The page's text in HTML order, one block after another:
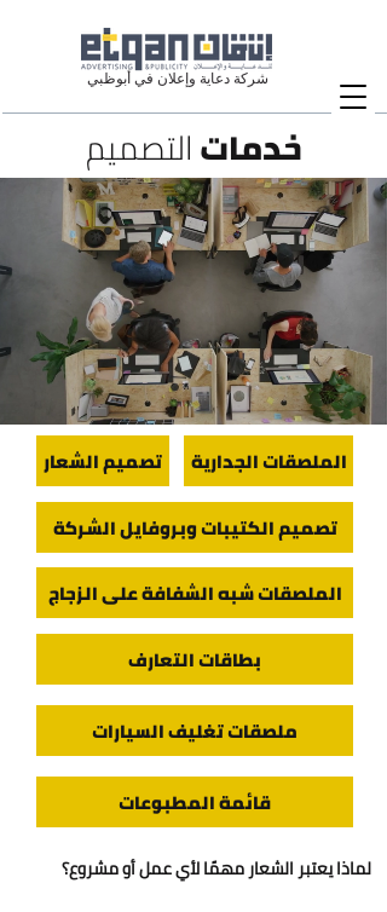
شركة دعاية وإعلان في أبوظبي
خدماتالتصميم
تصميم الشعار
الملصقات الجدارية
تصميم الكتيبات وبروفايل الشركة
الملصقات شبه الشفافة على الزجاج
بطاقات التعارف
ملصقات تغليف السيارات
قائمة المطبوعات
لماذا يعتبر الشعار مهمًا لأي عمل أو مشروع؟